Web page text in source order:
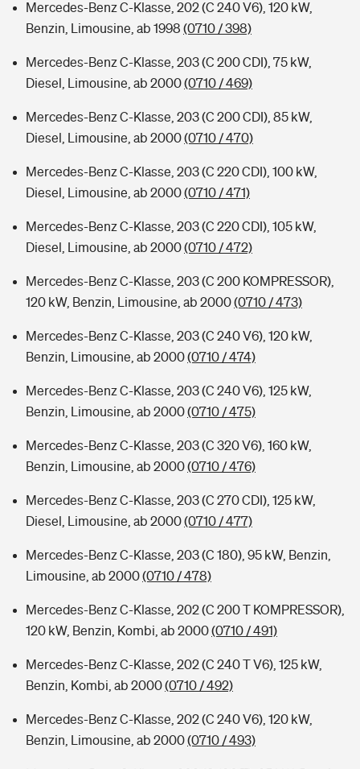
Mercedes-Benz C-Klasse, 202 (C 240 V6), 120 kW,
Benzin, Limousine, ab 1998 (0710 / 398)
Mercedes-Benz C-Klasse, 203 (C 200 CDI), 75 kW,
Diesel, Limousine, ab 2000(0710 / 469)
Mercedes-Benz C-Klasse, 203 (C 200 CDI), 85 kW,
Diesel, Limousine, ab 2000(0710 / 470)
Mercedes-Benz C-Klasse, 203 (C 220 CDI), 100 kW,
Diesel, Limousine, ab 2000(0710 / 471)
Mercedes-Benz C-Klasse, 203 (C 220 CDI), 105 kW,
Diesel, Limousine, ab 2000(0710 / 472)
Mercedes-Benz C-Klasse, 203 (C 200 KOMPRESSOR),
120 kW, Benzin, Limousine, ab 2000(0710 / 473)
Mercedes-Benz C-Klasse, 203 (C 240 V6), 120 kW,
Benzin, Limousine, ab 2000(0710 / 474)
Mercedes-Benz C-Klasse, 203 (C 240 V6), 125 kW,
Benzin, Limousine, ab 2000(0710 / 475)
Mercedes-Benz C-Klasse, 203 (C 320 V6), 160 kW,
Benzin, Limousine, ab 2000(0710 / 476)
Mercedes-Benz C-Klasse, 203 (C 270 CDI), 125 kW,
Diesel, Limousine, ab 2000(0710 / 477)
Mercedes-Benz C-Klasse, 203 (C 180), 95 kW, Benzin,
Limousine, ab 2000(0710 / 478)
Mercedes-Benz C-Klasse, 202 (C 200 T KOMPRESSOR),
120 kW, Benzin, Kombi, ab 2000(0710 / 491)
Mercedes-Benz C-Klasse, 202 (C 240 T V6), 125 kW,
Benzin, Kombi, ab 2000(0710 / 492)
Mercedes-Benz C-Klasse, 202 (C 240 V6), 120 kW,
Benzin, Limousine, ab 2000(0710 / 493)